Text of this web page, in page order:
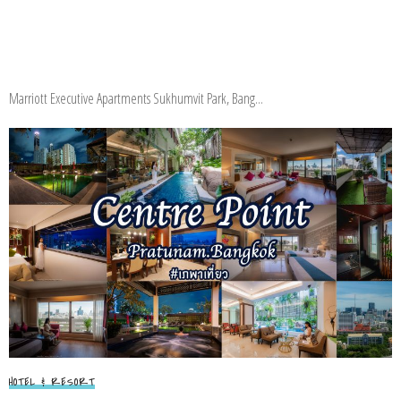
Marriott Executive Apartments Sukhumvit Park, Bang...
HOTEL & RESORT